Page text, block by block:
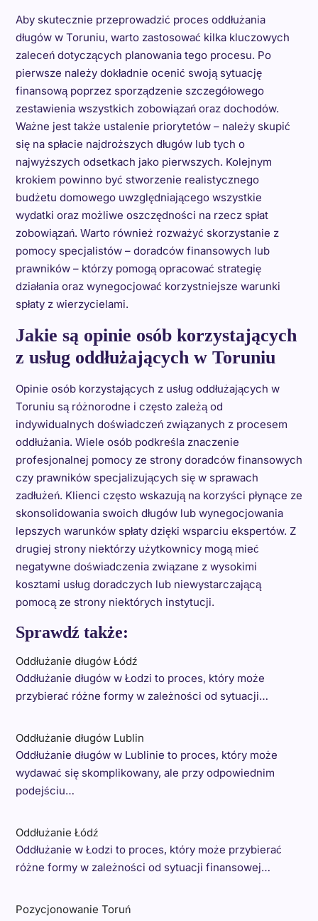
Aby skutecznie przeprowadzić proces oddłużania
długów w Toruniu, warto zastosować kilka kluczowych
zaleceń dotyczących planowania tego procesu. Po
pierwsze należy dokładnie ocenić swoją sytuację
finansową poprzez sporządzenie szczegółowego
zestawienia wszystkich zobowiązań oraz dochodów.
Ważne jest także ustalenie priorytetów – należy skupić
się na spłacie najdroższych długów lub tych o
najwyższych odsetkach jako pierwszych. Kolejnym
krokiem powinno być stworzenie realistycznego
budżetu domowego uwzględniającego wszystkie
wydatki oraz możliwe oszczędności na rzecz spłat
zobowiązań. Warto również rozważyć skorzystanie z
pomocy specjalistów – doradców finansowych lub
prawników – którzy pomogą opracować strategię
działania oraz wynegocjować korzystniejsze warunki
spłaty z wierzycielami.
Jakie są opinie osób korzystających
z usług oddłużających w Toruniu
Opinie osób korzystających z usług oddłużających w
Toruniu są różnorodne i często zależą od
indywidualnych doświadczeń związanych z procesem
oddłużania. Wiele osób podkreśla znaczenie
profesjonalnej pomocy ze strony doradców finansowych
czy prawników specjalizujących się w sprawach
zadłużeń. Klienci często wskazują na korzyści płynące ze
skonsolidowania swoich długów lub wynegocjowania
lepszych warunków spłaty dzięki wsparciu ekspertów. Z
drugiej strony niektórzy użytkownicy mogą mieć
negatywne doświadczenia związane z wysokimi
kosztami usług doradczych lub niewystarczającą
pomocą ze strony niektórych instytucji.
Sprawdź także:
Oddłużanie długów Łódź
Oddłużanie długów w Łodzi to proces, który może
przybierać różne formy w zależności od sytuacji…
Oddłużanie długów Lublin
Oddłużanie długów w Lublinie to proces, który może
wydawać się skomplikowany, ale przy odpowiednim
podejściu…
Oddłużanie Łódź
Oddłużanie w Łodzi to proces, który może przybierać
różne formy w zależności od sytuacji finansowej…
Pozycjonowanie Toruń